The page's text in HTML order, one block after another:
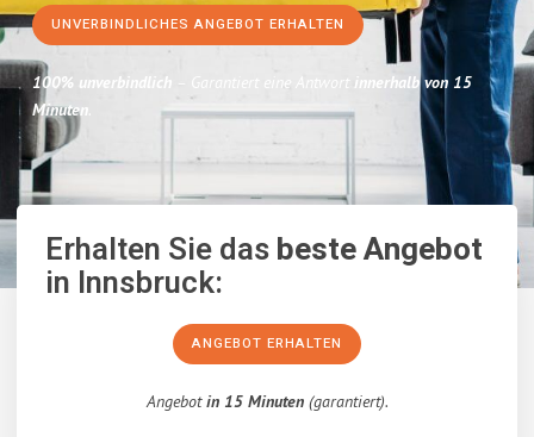
UNVERBINDLICHES ANGEBOT ERHALTEN
100% unverbindlich – Garantiert eine Antwort innerhalb von 15
Minuten.
Erhalten Sie dasbeste Angebot
in Innsbruck:
ANGEBOT ERHALTEN
Angebotin 15 Minuten(garantiert).